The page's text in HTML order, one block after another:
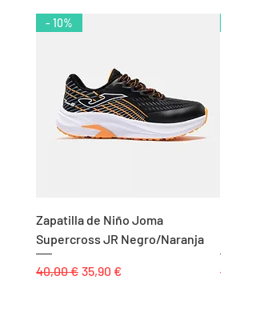
- 10%
Zapatilla de Niño Joma
Supercross JR Negro/Naranja
Precio
40,00 € Precio de oferta
35,90 € Precio
85,00 €